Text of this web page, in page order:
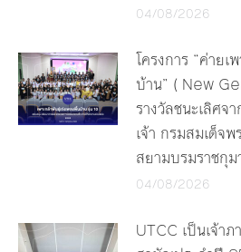
04/08/2026
โครงการ “ค่ายเ
บ้าน” ( New
รางวัลชนะเลิศจ
เจ้า กรมสมเด็จ
สยามบรมราชกุม
04/08/2026
UTCC เป็นเจ้า